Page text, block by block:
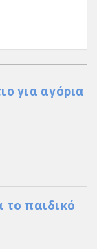
για αγόρια
το παιδικό